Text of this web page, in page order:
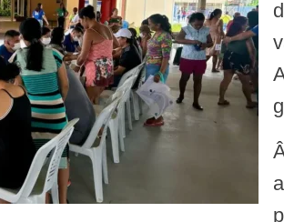
Ângela Acatauassu, profissional do 1°